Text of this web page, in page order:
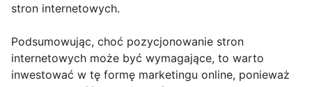
stron internetowych.
Podsumowując, choć pozycjonowanie stron
internetowych może być wymagające, to warto
inwestować w tę formę marketingu online, ponieważ